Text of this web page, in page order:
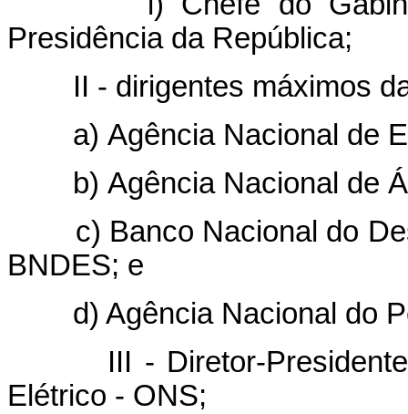
Presidência da República;
II - dirigentes máximos
a) Agência Nacional de
b) Agência Nacional de
c) Banco Nacional do
BNDES; e
d) Agência Nacional do
III - Diretor-Presidente
Elétrico - ONS;